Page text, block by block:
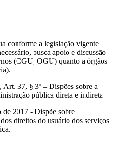
conforme a legislação vigente
busca apoio e discussão
(CGU, OGU) quanto a órgãos
Art. 37, § 3º – Dispões sobre a
pública direta e indireta
de 2017 - Dispõe sobre
direitos do usuário dos serviços